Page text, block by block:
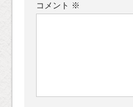
コメント ※